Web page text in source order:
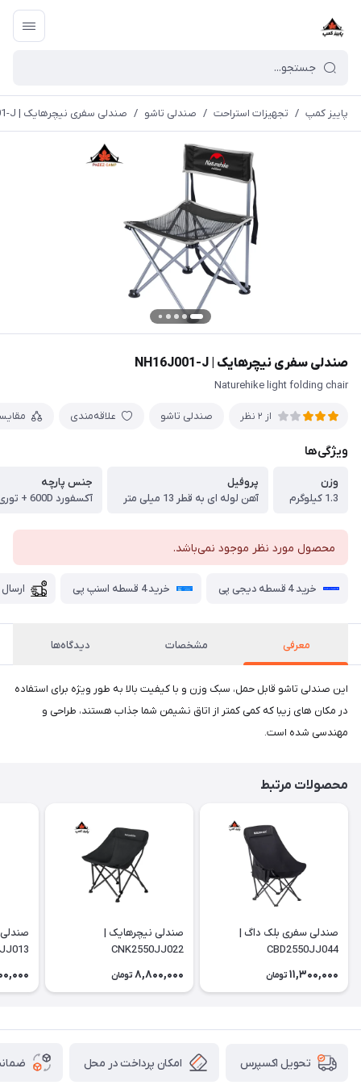
پاییز کمپ / تجهیزات استراحت / صندلی تاشو / صندلی سفری نیچرهایک | NH16J001-J
صندلی سفری نیچرهایک | NH16J001-J
Naturehike light folding chair
از 2 نظر صندلی تاشو علاقه‌مندی
ویژگی‌ها
وزن
1.3 کیلوگرم
پروفیل
آهن لوله ای به قطر 13 میلی متر
جنس پارچه
آکسفورد 600D + توری تنفس پذیر + نخ پنبه
محصول مورد نظر موجود نمی‌باشد.
خرید 4 قسطه دیجی پی خرید 4 قسطه اسنپ پی
معرفی مشخصات دیدگاه‌ها
این صندلی تاشو قابل حمل، سبک وزن و با کیفیت بالا به طور ویژه برای استفاده
در مکان های زیبا که کمی کمتر از اتاق نشیمن شما جذاب هستند، طراحی و
مهندسی شده است.
محصولات مرتبط
صندلی سفری بلک داگ |
CBD2550JJ044
11,300,000 تومان
صندلی نیچرهایک |
CNK2550JJ022
8,800,000 تومان
تحویل اکسپرس امکان پرداخت در محل